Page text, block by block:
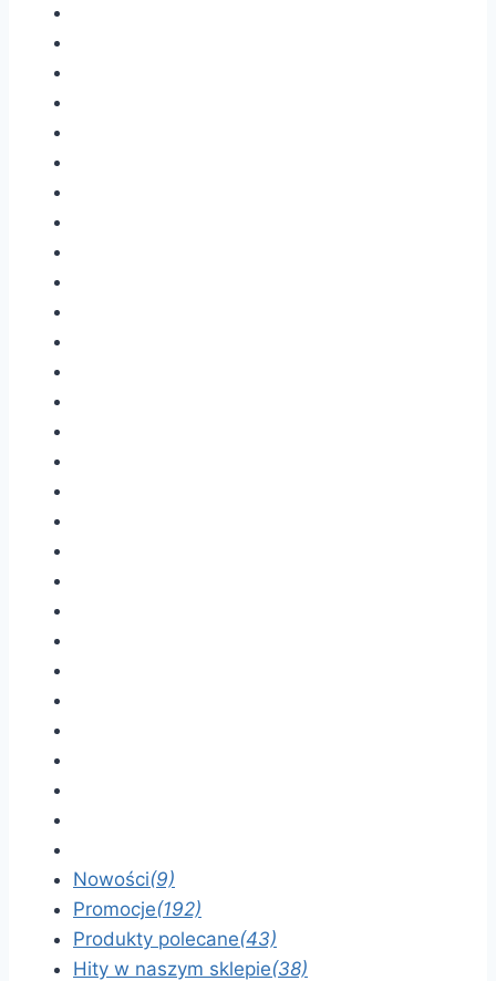
Nowości(9)
Promocje(192)
Produkty polecane(43)
Hity w naszym sklepie(38)